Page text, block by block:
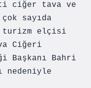
ciğer tava ve
sayıda
turizm elçisi
Ciğeri
Başkanı Bahri
nedeniyle